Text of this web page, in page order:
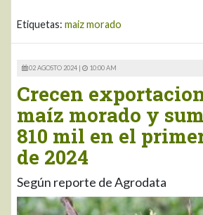
Etiquetas: maiz morado
02 AGOSTO 2024 | 10:00 AM
Crecen
maíz morado y
810 mil en el
de 2024
Según reporte de Agrodata